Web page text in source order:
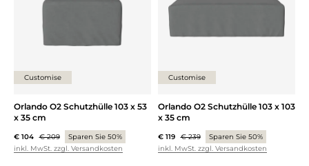
Customise
Orlando O2 Schutzhülle 103 x 53
x 35 cm
€ 104 € 209
Sparen Sie 50%
inkl. MwSt. zzgl. Versandkosten
Customise
Orlando O2 Schutzhülle 103 x 103
x 35 cm
€ 119 € 239
Sparen Sie 50%
inkl. MwSt. zzgl. Versandkosten